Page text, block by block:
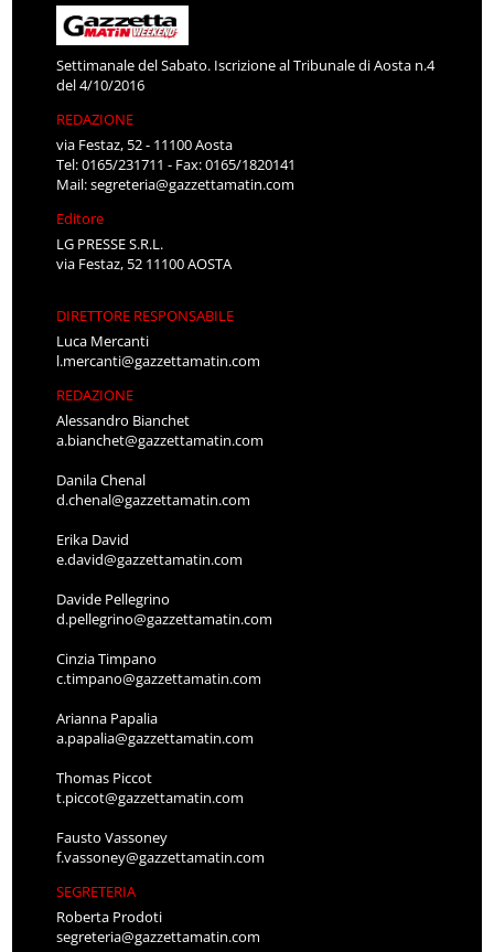
Settimanale del Sabato. Iscrizione al Tribunale di Aosta n.4
del 4/10/2016
REDAZIONE
via Festaz, 52 - 11100 Aosta
Tel: 0165/231711 - Fax: 0165/1820141
Mail:segreteria@gazzettamatin.com
Editore
LG PRESSE S.R.L.
via Festaz, 52 11100 AOSTA
DIRETTORE RESPONSABILE
Luca Mercanti
l.mercanti@gazzettamatin.com
REDAZIONE
Alessandro Bianchet
a.bianchet@gazzettamatin.com
Danila Chenal
d.chenal@gazzettamatin.com
Erika David
e.david@gazzettamatin.com
Davide Pellegrino
d.pellegrino@gazzettamatin.com
Cinzia Timpano
c.timpano@gazzettamatin.com
Arianna Papalia
a.papalia@gazzettamatin.com
Thomas Piccot
t.piccot@gazzettamatin.com
Fausto Vassoney
f.vassoney@gazzettamatin.com
SEGRETERIA
Roberta Prodoti
segreteria@gazzettamatin.com